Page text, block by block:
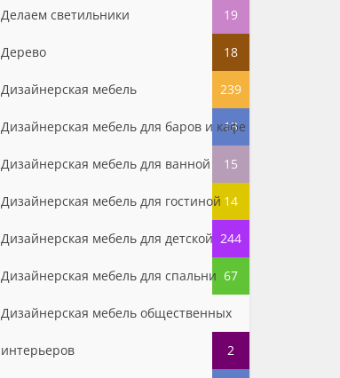
Делаем светильники 19
Дерево 18
Дизайнерская мебель 239
Дизайнерская мебель для баров и кафе
13
Дизайнерская мебель для ванной 15
Дизайнерская мебель для гостиной 14
Дизайнерская мебель для детской 244
Дизайнерская мебель для спальни 67
Дизайнерская мебель общественных
интерьеров 2